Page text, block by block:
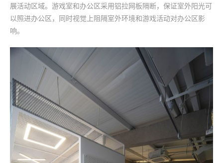
展活动区域。游戏室和办公区采用铝拉网板隔断，保证室外阳光可
以照进办公区，同时视觉上阻隔室外环境和游戏活动对办公区影
响。